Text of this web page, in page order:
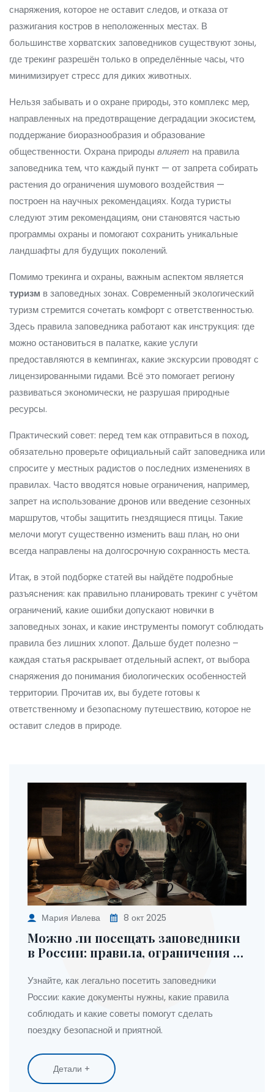
снаряжения, которое не оставит следов, и отказа от
разжигания костров в неположенных местах. В
большинстве хорватских заповедников существуют зоны,
где трекинг разрешён только в определённые часы, что
минимизирует стресс для диких животных.
Нельзя забывать и оохране природы,это комплекс мер,
направленных на предотвращение деградации экосистем,
поддержание биоразнообразия и образование
общественности. Охрана природы влияет на правила
заповедника тем, что каждый пункт — от запрета собирать
растения до ограничения шумового воздействия —
построен на научных рекомендациях. Когда туристы
следуют этим рекомендациям, они становятся частью
программы охраны и помогают сохранить уникальные
ландшафты для будущих поколений.
Помимо трекинга и охраны, важным аспектом является
туризм в заповедных зонах. Современный экологический
туризм стремится сочетать комфорт с ответственностью.
Здесь правила заповедника работают как инструкция: где
можно остановиться в палатке, какие услуги
предоставляются в кемпингах, какие экскурсии проводят с
лицензированными гидами. Всё это помогает региону
развиваться экономически, не разрушая природные
ресурсы.
Практический совет: перед тем как отправиться в поход,
обязательно проверьте официальный сайт заповедника или
спросите у местных радистов о последних изменениях в
правилах. Часто вводятся новые ограничения, например,
запрет на использование дронов или введение сезонных
маршрутов, чтобы защитить гнездящиеся птицы. Такие
мелочи могут существенно изменить ваш план, но они
всегда направлены на долгосрочную сохранность места.
Итак, в этой подборке статей вы найдёте подробные
разъяснения: как правильно планировать трекинг с учётом
ограничений, какие ошибки допускают новички в
заповедных зонах, и какие инструменты помогут соблюдать
правила без лишних хлопот. Дальше будет полезно –
каждая статья раскрывает отдельный аспект, от выбора
снаряжения до понимания биологических особенностей
территории. Прочитав их, вы будете готовы к
ответственному и безопасному путешествию, которое не
оставит следов в природе.
Мария Ивлева 8 окт 2025
Можно ли посещать заповедники
в России: правила, ограничения и
Узнайте, как легально посетить заповедники
России: какие документы нужны, какие правила
соблюдать и какие советы помогут сделать
поездку безопасной и приятной.
Детали +